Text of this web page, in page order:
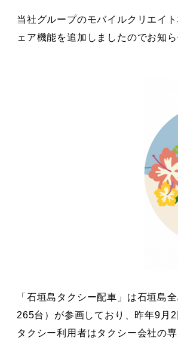
当社グループのモバイルクリエイ
ェア機能を追加しましたのでお知ら
「石垣島タクシー配車」は石垣島
265台）が参画しており、昨年9月2
タクシー利用者はタクシー会社の